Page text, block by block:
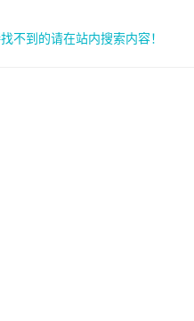
不到的请在站内搜索内容！